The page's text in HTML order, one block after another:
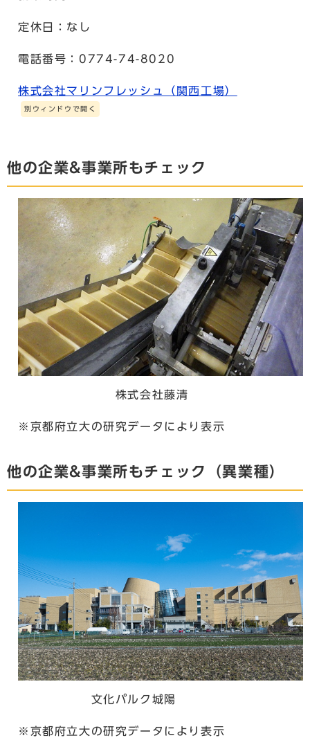
定休日：なし
電話番号：0774-74-8020
株式会社マリンフレッシュ（関西工場）
別ウィンドウで開く
他の企業&事業所もチェック
株式会社藤清
※京都府立大の研究データにより表示
他の企業&事業所もチェック（異業種）
文化パルク城陽
※京都府立大の研究データにより表示